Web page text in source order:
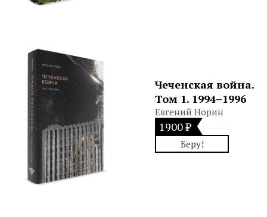
Чеченская война.
Том 1. 1994–1996
Евгений Норин
1900 ₽
Беру!